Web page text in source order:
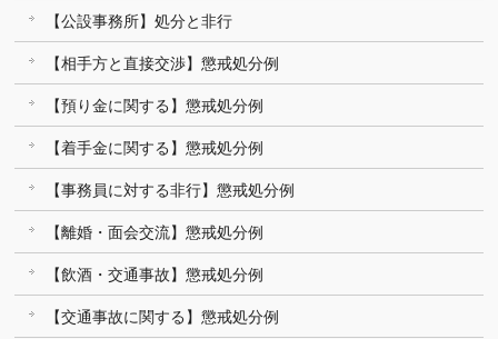
【公設事務所】処分と非行
【相手方と直接交渉】懲戒処分例
【預り金に関する】懲戒処分例
【着手金に関する】懲戒処分例
【事務員に対する非行】懲戒処分例
【離婚・面会交流】懲戒処分例
【飲酒・交通事故】懲戒処分例
【交通事故に関する】懲戒処分例